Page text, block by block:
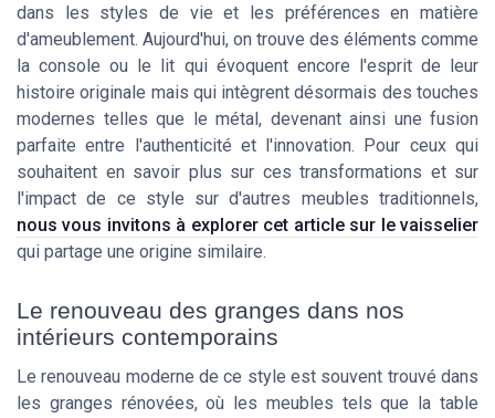
dans les styles de vie et les préférences en matière
d'ameublement. Aujourd'hui, on trouve des éléments comme
la console ou le lit qui évoquent encore l'esprit de leur
histoire originale mais qui intègrent désormais des touches
modernes telles que le métal, devenant ainsi une fusion
parfaite entre l'authenticité et l'innovation. Pour ceux qui
souhaitent en savoir plus sur ces transformations et sur
l'impact de ce style sur d'autres meubles traditionnels,
nous vous invitons à explorer cet article sur le vaisselier
qui partage une origine similaire.
Le renouveau des granges dans nos
intérieurs contemporains
Le renouveau moderne de ce style est souvent trouvé dans
les granges rénovées, où les meubles tels que la table